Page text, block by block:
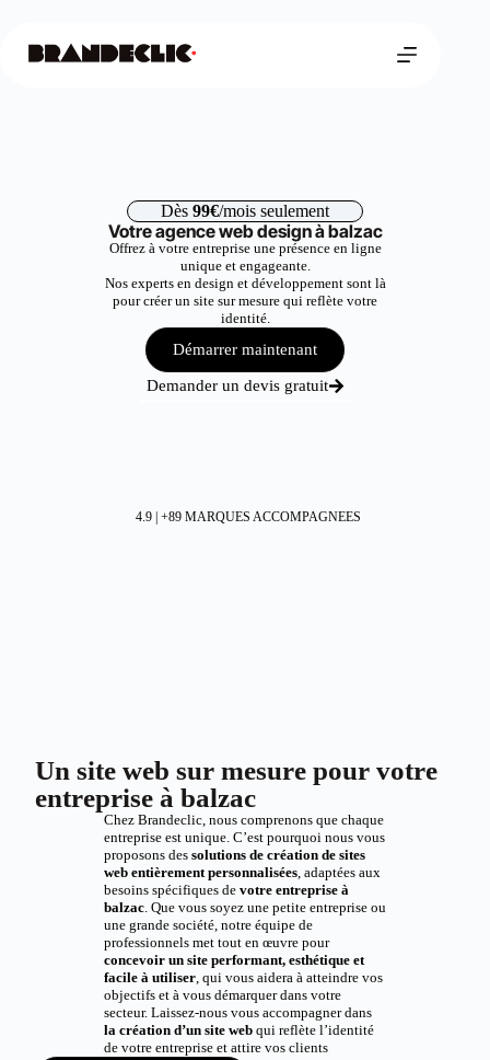
Dès 99€/mois seulement
Votre agence web design à balzac
Offrez à votre entreprise une présence en ligne
unique et engageante.
Nos experts en design et développement sont là
pour créer un site sur mesure qui reflète votre
identité.
Démarrer maintenant
Demander un devis gratuit
4.9 | +89 MARQUES ACCOMPAGNEES
Un site web sur mesure pour votre
entreprise à balzac
Chez Brandeclic, nous comprenons que chaque
entreprise est unique. C’est pourquoi nous vous
proposons des solutions de création de sites
web entièrement personnalisées, adaptées aux
besoins spécifiques de votre entreprise à
balzac. Que vous soyez une petite entreprise ou
une grande société, notre équipe de
professionnels met tout en œuvre pour
concevoir un site performant, esthétique et
facile à utiliser, qui vous aidera à atteindre vos
objectifs et à vous démarquer dans votre
secteur. Laissez-nous vous accompagner dans
la création d’un site webqui reflète l’identité
de votre entreprise et attire vos clients